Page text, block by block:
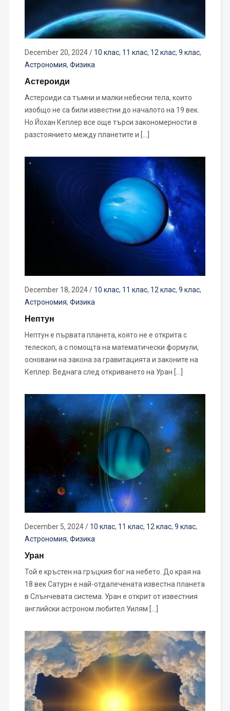
December 20, 2024/ 10 клас, 11 клас, 12 клас, 9 клас,
Астрономия, Физика
Астероиди
Астероиди са тъмни и малки небесни тела, които
изобщо не са били известни до началото на 19 век.
Но Йохан Кеплер все още търси закономерности в
разстоянието между планетите и […]
December 18, 2024/ 10 клас, 11 клас, 12 клас, 9 клас,
Астрономия, Физика
Нептун
Нептун е първата планета, която не е открита с
телескоп, а с помощта на математически формули,
основани на закона за гравитацията и законите на
Кеплер. Веднага след откриването на Уран […]
December 5, 2024/ 10 клас, 11 клас, 12 клас, 9 клас,
Астрономия, Физика
Уран
Той е кръстен на гръцкия бог на небето. До края на
18 век Сатурн е най-отдалечената известна планета
в Слънчевата система. Уран е открит от известния
английски астроном любител Уилям […]